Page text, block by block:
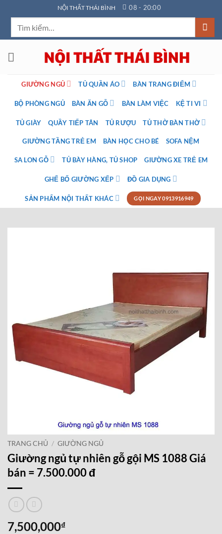
qua
dung
NỘI THẤT THÁI BÌNH 08 - 20:00
GIƯỜNG NGỦ TỦ QUẦN ÁO BÀN TRANG ĐIỂM
BỘ PHÒNG NGỦ BÀN ĂN GỖ BÀN LÀM VIỆC KỆ TI VI
TỦ GIÀY QUẦY TIẾP TÂN TỦ RƯỢU TỦ THỜ BÀN THỜ
GIƯỜNG TẦNG TRẺ EM BÀN HỌC CHO BÉ SOFA NỆM
SA LON GỖ TỦ BÀY HÀNG, TỦ SHOP GIƯỜNG XE TRẺ EM
GHẾ BỐ GIƯỜNG XẾP ĐỒ GIA DỤNG
SẢN PHẨM NỘI THẤT KHÁC GỌI NGAY 0913916949
TRANG CHỦ / GIƯỜNG NGỦ
Giường ngủ tự nhiên gỗ gội MS 1088 Giá
bán = 7.500.000 đ
7,500,000₫